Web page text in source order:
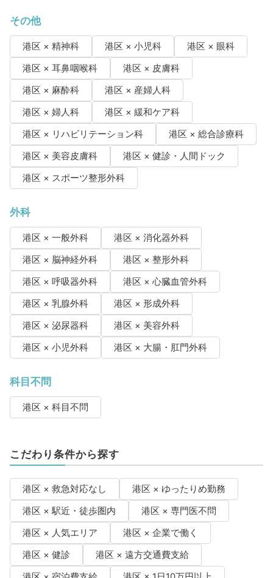
その他
港区 × 精神科 港区 × 小児科
港区 × 眼科
港区 × 耳鼻咽喉科
港区 × 皮膚科
港区 × 麻酔科
港区 × 産婦人科
港区 × 婦人科
港区 × 緩和ケア科
港区 × リハビリテーション科
港区 × 総合診療科
港区 × 美容皮膚科
港区 × 健診・人間ドック
港区 × スポーツ整形外科
外科
港区 × 一般外科
港区 × 消化器外科
港区 × 脳神経外科
港区 × 整形外科
港区 × 呼吸器外科
港区 × 心臓血管外科
港区 × 乳腺外科
港区 × 形成外科
港区 × 泌尿器科
港区 × 美容外科
港区 × 小児外科
港区 × 大腸・肛門外科
科目不問
港区 × 科目不問
こだわり条件から探す
港区 × 救急対応なし
港区 × ゆったりめ勤務
港区 × 駅近・徒歩圏内
港区 × 専門医不問
港区 × 人気エリア
港区 × 企業で働く
港区 × 健診
港区 × 遠方交通費支給